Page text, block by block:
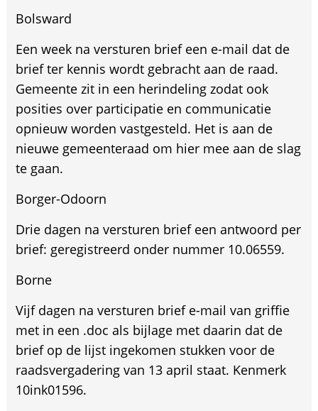
Bolsward
Een week na versturen brief een e-mail dat de
brief ter kennis wordt gebracht aan de raad.
Gemeente zit in een herindeling zodat ook
posities over participatie en communicatie
opnieuw worden vastgesteld. Het is aan de
nieuwe gemeenteraad om hier mee aan de slag
te gaan.
Borger-Odoorn
Drie dagen na versturen brief een antwoord per
brief: geregistreerd onder nummer 10.06559.
Borne
Vijf dagen na versturen brief e-mail van griffie
met in een .doc als bijlage met daarin dat de
brief op de lijst ingekomen stukken voor de
raadsvergadering van 13 april staat. Kenmerk
10ink01596.